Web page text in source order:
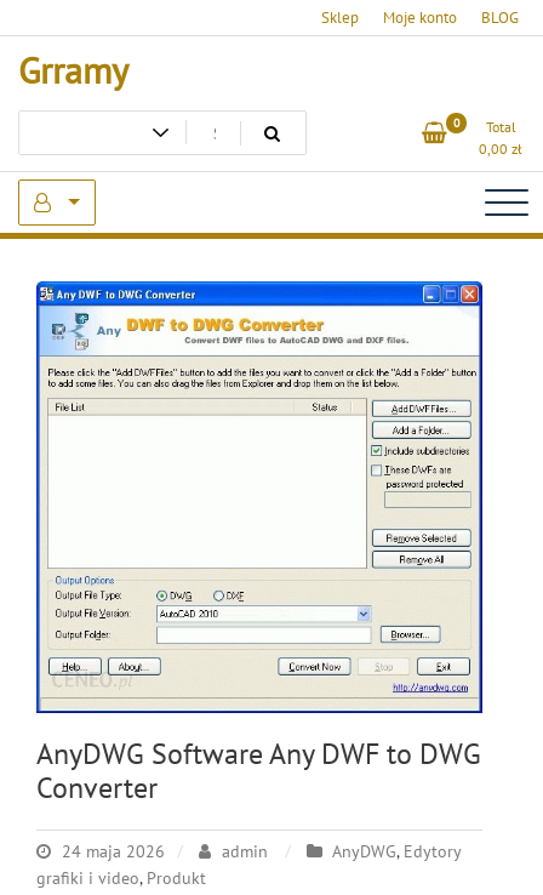
to
content
Sklep Moje konto BLOG
Grramy
0
Total
0,00 zł
AnyDWG Software Any DWF to DWG
Converter
24 maja 2026 admin AnyDWG, Edytory
grafiki i video, Produkt